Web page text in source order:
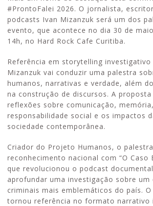
#ProntoFalei 2026. O jornalista,
podcasts Ivan Mizanzuk será um dos
evento, que acontece no dia 30 de
14h, no Hard Rock Cafe Curitiba.
Referência em storytelling investigativo
Mizanzuk vai conduzir uma palestra
humanos, narrativas e verdade, além
na construção de discursos. A
reflexões sobre comunicação, memória,
responsabilidade social e os impactos
sociedade contemporânea.
Criador do Projeto Humanos, o
reconhecimento nacional com “O Caso
que revolucionou o podcast
aprofundar uma investigação sobre um
criminais mais emblemáticos do país.
tornou referência no formato narrativo